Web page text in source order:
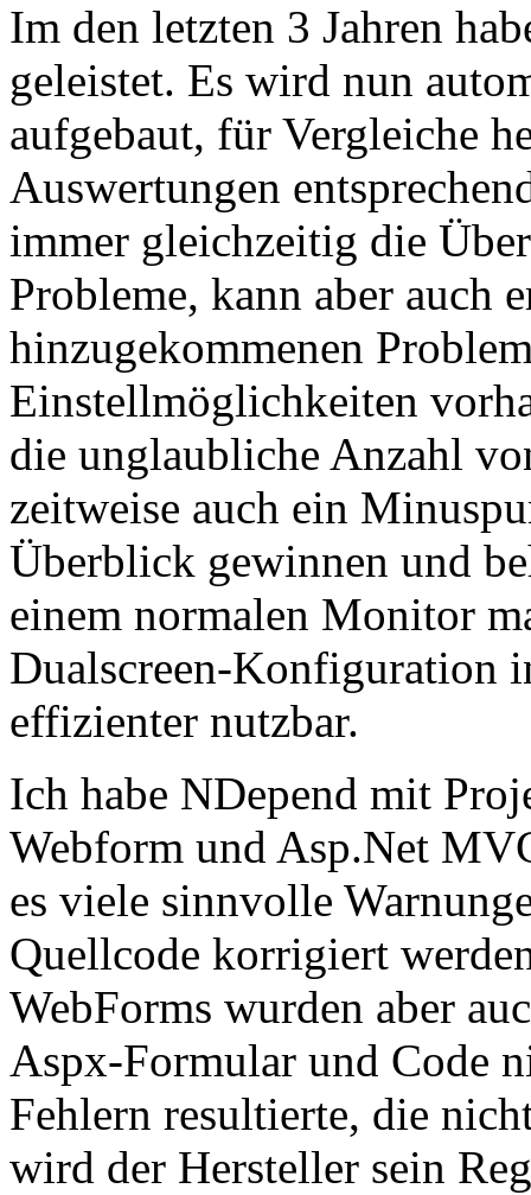
Im den letzten 3 Jahren
geleistet. Es wird nun
aufgebaut, für Vergleiche
Auswertungen
immer gleichzeitig die
Probleme, kann aber auch
hinzugekommenen
Einstellmöglichkeiten
die unglaubliche Anzahl
zeitweise auch ein
Überblick gewinnen und
einem normalen Monitor
Dualscreen-Konfiguration
effizienter nutzbar.
Ich habe NDepend mit
Webform und Asp.Net
es viele sinnvolle
Quellcode korrigiert
WebForms wurden aber
Aspx-Formular und Code
Fehlern resultierte, die
wird der Hersteller sein